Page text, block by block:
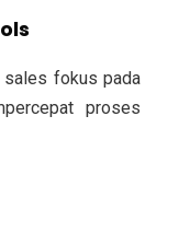
sales fokus pada
proses